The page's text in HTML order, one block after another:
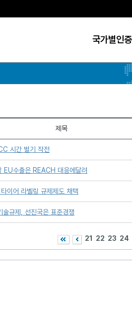
국가별인
제목
시간 벌기 작전
수출은 REACH 대응에달려
어 라벨링 규제제도 채택
규제, 선진국은 표준경쟁
21 22 23 24